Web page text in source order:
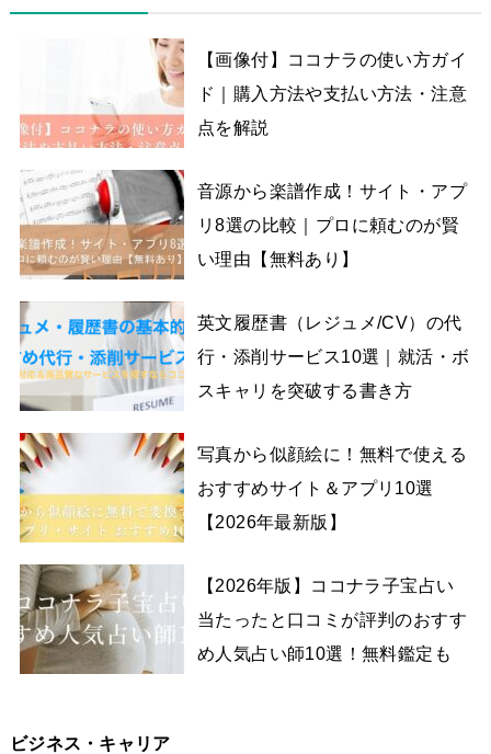
【画像付】ココナラの使い方ガイ
ド｜購入方法や支払い方法・注意
点を解説
音源から楽譜作成！サイト・アプ
リ8選の比較｜プロに頼むのが賢
い理由【無料あり】
英文履歴書（レジュメ/CV）の代
行・添削サービス10選｜就活・ボ
スキャリを突破する書き方
写真から似顔絵に！無料で使える
おすすめサイト＆アプリ10選
【2026年最新版】
【2026年版】ココナラ子宝占い
当たったと口コミが評判のおすす
め人気占い師10選！無料鑑定も
ビジネス・キャリア